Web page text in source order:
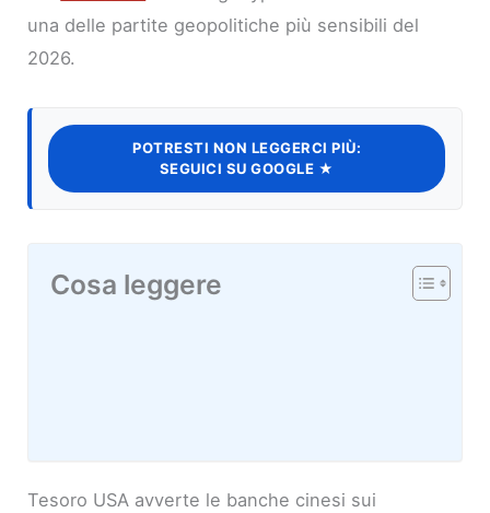
una delle partite geopolitiche più sensibili del
2026.
POTRESTI NON LEGGERCI PIÙ:
SEGUICI SU GOOGLE ★
Cosa leggere
Tesoro USA avverte le banche cinesi sui